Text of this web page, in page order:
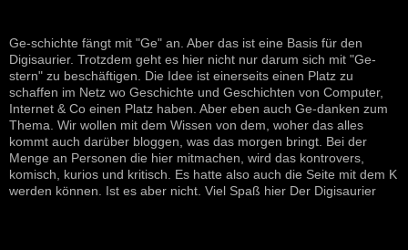
Ge-schichte fängt mit "Ge" an. Aber das ist eine Basis für den
Digisaurier. Trotzdem geht es hier nicht nur darum sich mit "Ge-
stern" zu beschäftigen. Die Idee ist einerseits einen Platz zu
schaffen im Netz wo Geschichte und Geschichten von Computer,
Internet & Co einen Platz haben. Aber eben auch Ge-danken zum
Thema. Wir wollen mit dem Wissen von dem, woher das alles
kommt auch darüber bloggen, was das morgen bringt. Bei der
Menge an Personen die hier mitmachen, wird das kontrovers,
komisch, kurios und kritisch. Es hatte also auch die Seite mit dem K
werden können. Ist es aber nicht. Viel Spaß hier Der Digisaurier